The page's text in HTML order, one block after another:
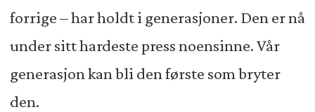
forrige – har holdt i generasjoner. Den er nå
under sitt hardeste press noensinne. Vår
generasjon kan bli den første som bryter
den.